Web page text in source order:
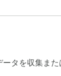
タを収集ま